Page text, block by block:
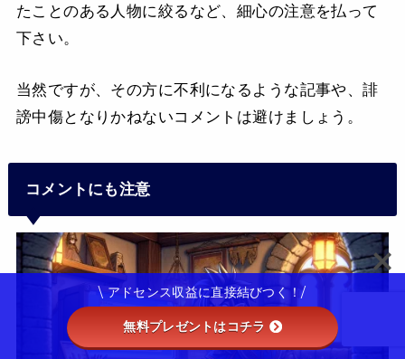
たことのある人物に絞るなど、細心の注意を払って
下さい。
当然ですが、その方に不利になるような記事や、誹
謗中傷となりかねないコメントは避けましょう。
コメントにも注意
\ アドセンス収益に直接結びつく！/
無料プレゼントはコチラ